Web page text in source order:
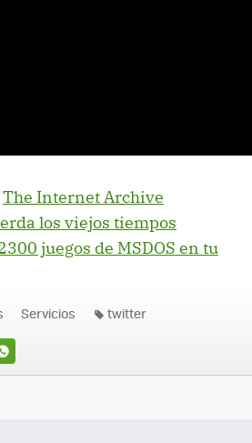
The Internet Archive
los viejos tiempos
juegos de MSDOS en tu
Servicios twitter